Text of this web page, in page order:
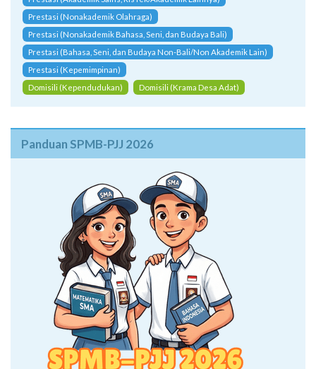
Prestasi (Akademik Sains, RisTek/Akademik Lainnya)
Prestasi (Nonakademik Olahraga)
Prestasi (Nonakademik Bahasa, Seni, dan Budaya Bali)
Prestasi (Bahasa, Seni, dan Budaya Non-Bali/Non Akademik Lain)
Prestasi (Kepemimpinan)
Domisili (Kependudukan)
Domisili (Krama Desa Adat)
Panduan SPMB-PJJ 2026